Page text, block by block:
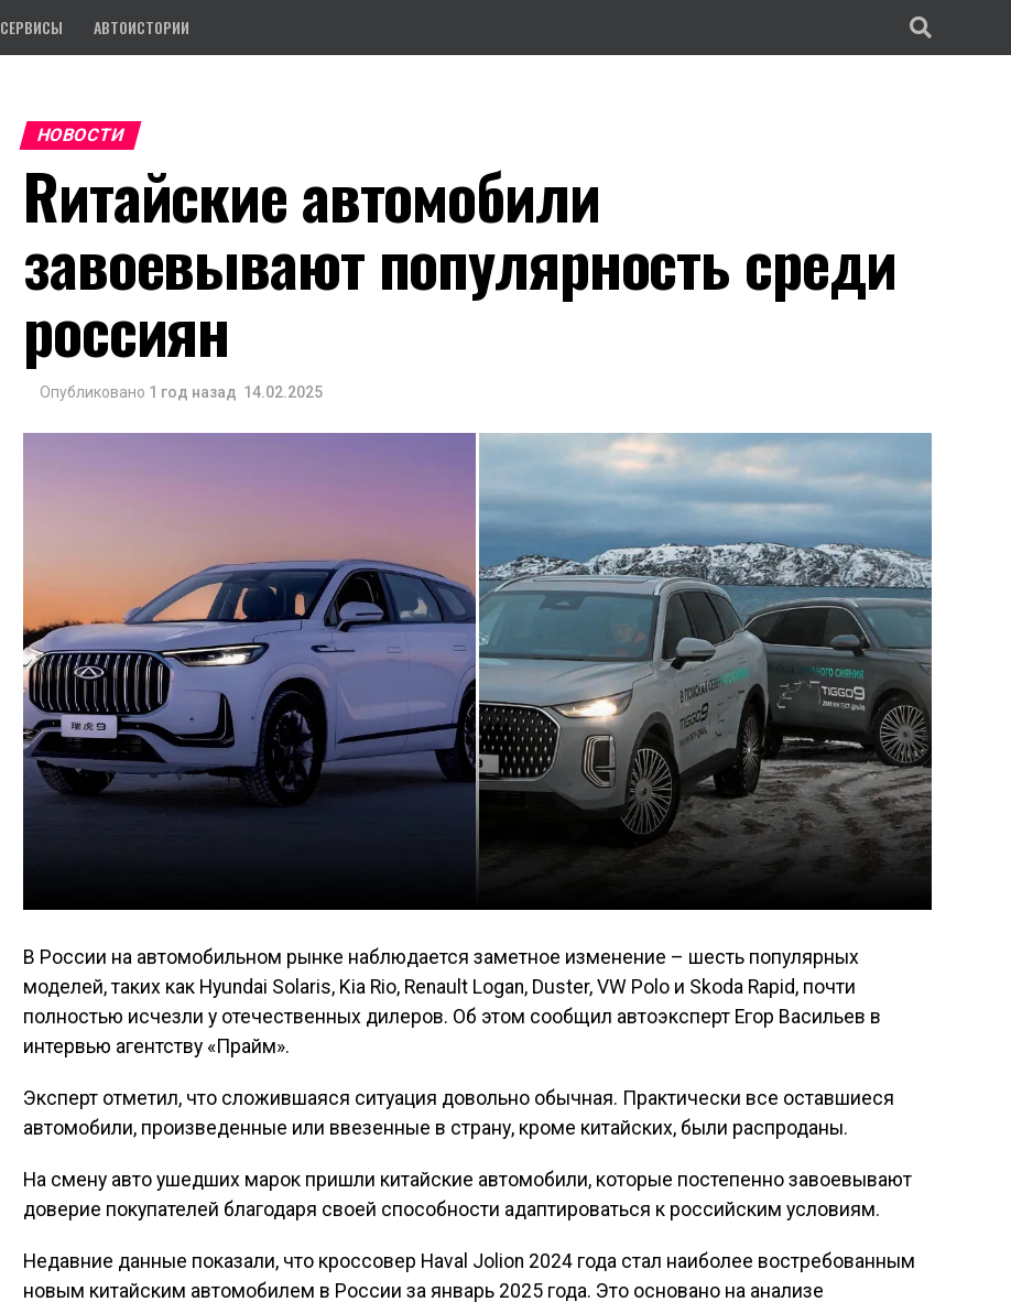
СЕРВИСЫ АВТОИСТОРИИ
НОВОСТИ
Rитайские автомобили
завоевывают популярность среди
россиян
Опубликовано 1 год назад 14.02.2025
В России на автомобильном рынке наблюдается заметное изменение – шесть популярных
моделей, таких как Hyundai Solaris, Kia Rio, Renault Logan, Duster, VW Polo и Skoda Rapid, почти
полностью исчезли у отечественных дилеров. Об этом сообщил автоэксперт Егор Васильев в
интервью агентству «Прайм».
Эксперт отметил, что сложившаяся ситуация довольно обычная. Практически все оставшиеся
автомобили, произведенные или ввезенные в страну, кроме китайских, были распроданы.
На смену авто ушедших марок пришли китайские автомобили, которые постепенно завоевывают
доверие покупателей благодаря своей способности адаптироваться к российским условиям.
Недавние данные показали, что кроссовер Haval Jolion 2024 года стал наиболее востребованным
новым китайским автомобилем в России за январь 2025 года. Это основано на анализе